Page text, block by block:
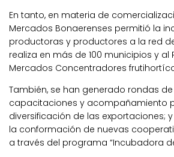
En tanto, en materia de
Mercados Bonaerenses permitió la
productoras y productores a la red
realiza en más de 100 municipios y al
Mercados Concentradores
También, se han generado rondas
capacitaciones y acompañamiento
diversificación de las exportaciones;
la conformación de nuevas
a través del programa “Incubadora